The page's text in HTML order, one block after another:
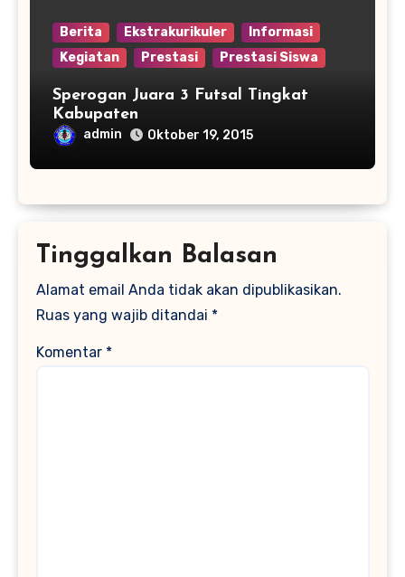
Berita Ekstrakurikuler
Informasi
Kegiatan
Prestasi Prestasi Siswa
Sperogan Juara 3 Futsal Tingkat
Kabupaten
admin Oktober 19, 2015
Tinggalkan Balasan
Alamat email Anda tidak akan dipublikasikan.
Ruas yang wajib ditandai *
Komentar *